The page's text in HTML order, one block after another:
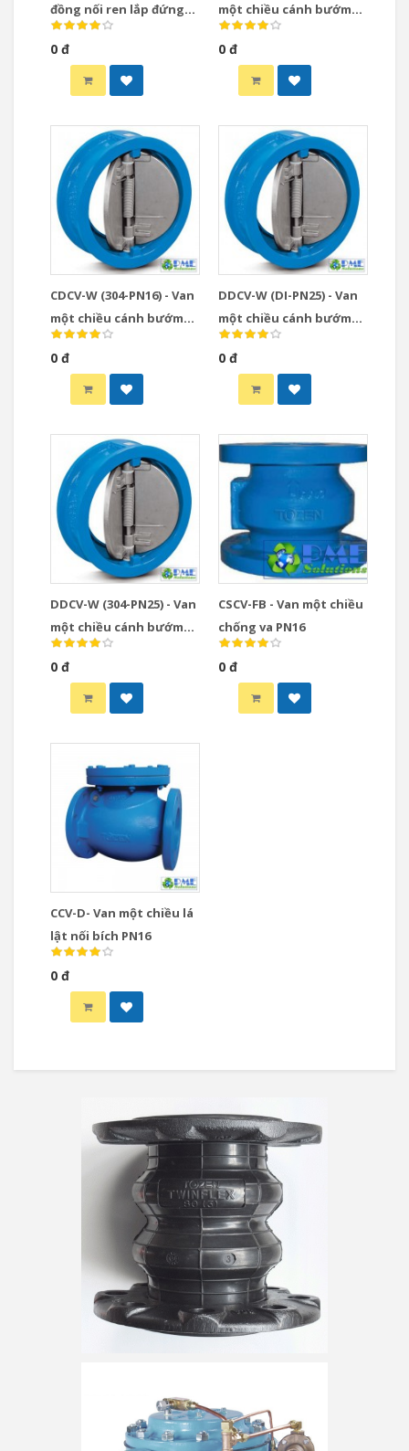
đồng nối ren lắp đứng
dạng Lift
0 đ
một chiều cánh bướm
PN16 thân gang xám đĩa
gang dẻo
0 đ
CDCV-W (304-PN16) - Van
một chiều cánh bướm
gang xám đĩa inox 304
0 đ
DDCV-W (DI-PN25) - Van
một chiều cánh bướm
PN25 thân & đĩa gang dẻo
0 đ
DDCV-W (304-PN25) - Van
một chiều cánh bướm
PN25 thân gang dẻo đĩa
inox 304
0 đ
CSCV-FB - Van một chiều
chống va PN16
0 đ
CCV-D- Van một chiều lá
lật nối bích PN16
0 đ